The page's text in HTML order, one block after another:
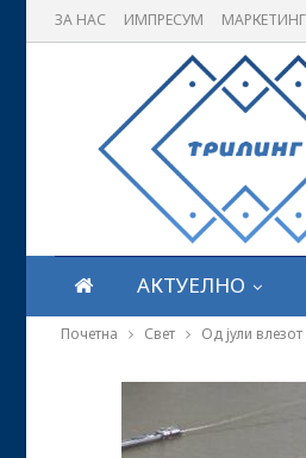
ЗА НАС ИМПРЕСУМ МАРКЕТИНГ
АКТУЕЛНО
Почетна Свет Од јули